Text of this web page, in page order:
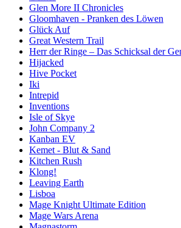
Glen More II Chronicles
Gloomhaven - Pranken des Löwen
Glück Auf
Great Western Trail
Herr der Ringe – Das Schicksal der
Hijacked
Hive Pocket
Iki
Intrepid
Inventions
Isle of Skye
John Company 2
Kanban EV
Kemet - Blut & Sand
Kitchen Rush
Klong!
Leaving Earth
Lisboa
Mage Knight Ultimate Edition
Mage Wars Arena